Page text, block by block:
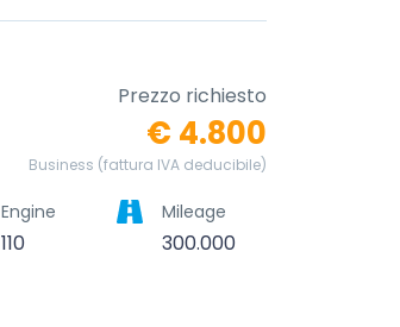
Prezzo richiesto
€ 4.800
Business (fattura IVA deducibile)
Engine
110
Mileage
300.000